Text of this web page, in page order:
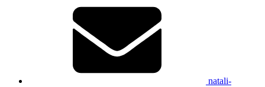
natali-